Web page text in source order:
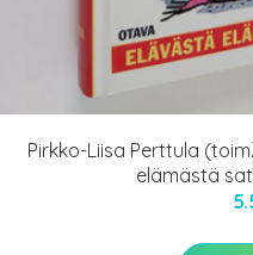
Pirkko-Liisa Perttula
elämästä